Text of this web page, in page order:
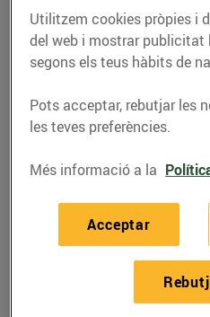
Materials:
Eucaliptus o
Pots de vidre.
Cintes.
Cinta decorativa.
Elements
Tisores.
Retolador.
Utilitzem cookies pròpies i
del web i mostrar publicitat
segons els teus hàbits de
Pots acceptar, rebutjar les
les teves preferències.
Més informació a la
Acceptar